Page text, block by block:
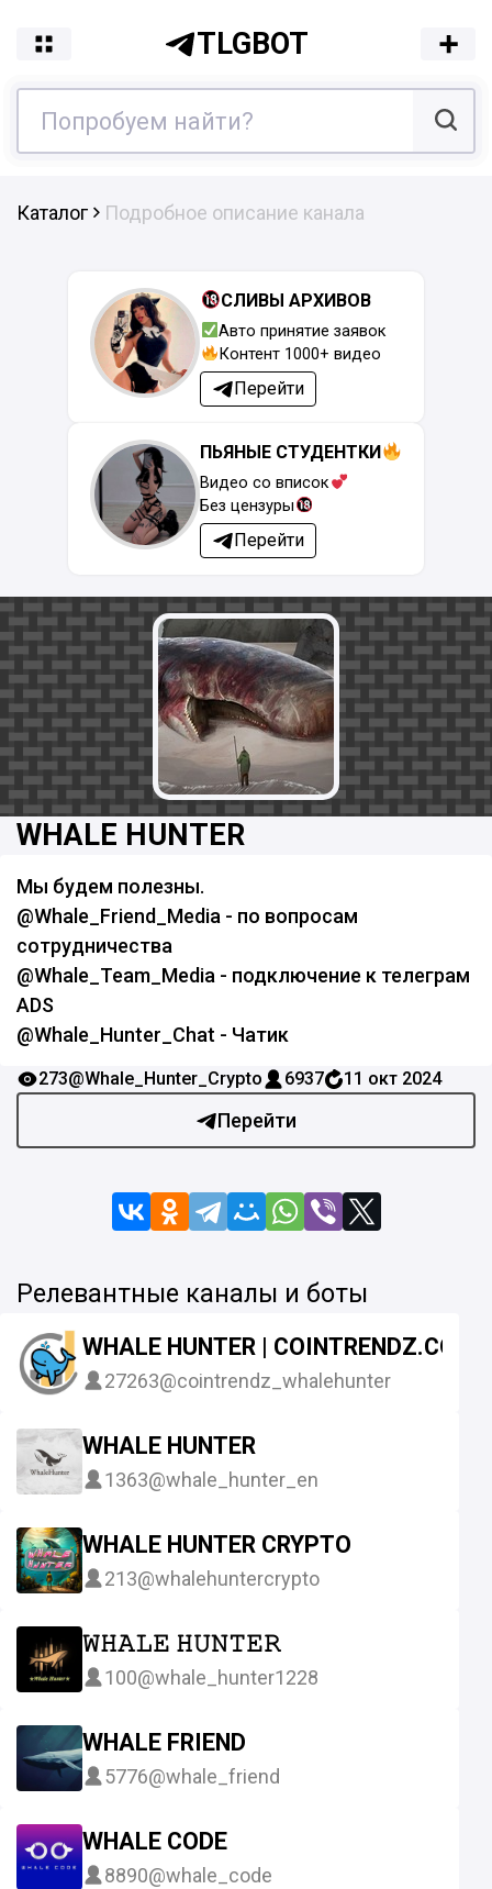
TLGBOT
Каталог Подробное описание канала
СЛИВЫ АРХИВОВ
Авто принятие заявок
Контент 1000+ видео
Перейти
ПЬЯНЫЕ СТУДЕНТКИ
Видео со вписок
Без цензуры
Перейти
WHALE HUNTER
Мы будем полезны.
@Whale_Friend_Media - по вопросам
сотрудничества
@Whale_Team_Media - подключение к телеграм
ADS
@Whale_Hunter_Chat - Чатик
Перейти
273@Whale_Hunter_Crypto 6937 11 окт 2024
Релевантные каналы и боты
WHALE HUNTER | COINTRENDZ.COM
27263@cointrendz_whalehunter
WHALE HUNTER
1363@whale_hunter_en
WHALE HUNTER CRYPTO
213@whalehuntercrypto
𝚆𝙷𝙰𝙻𝙴 𝙷𝚄𝙽𝚃𝙴𝚁
100@whale_hunter1228
WHALE FRIEND
5776@whale_friend
WHALE CODE
8890@whale_code